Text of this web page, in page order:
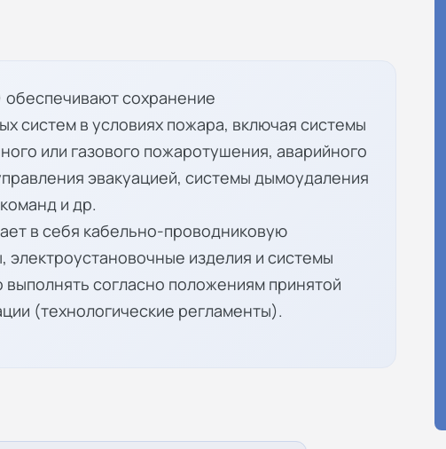
сохранение
систем в условиях пожара, включая системы
или газового пожаротушения, аварийного
эвакуацией, системы дымоудаления
и др.
в себя кабельно-проводниковую
изделия и системы
согласно положениям принятой
(технологические регламенты).